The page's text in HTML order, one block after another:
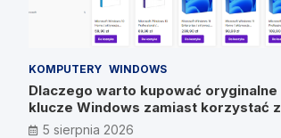
KOMPUTERY WINDOWS
Dlaczego warto kupować oryginalne
klucze Windows zamiast korzystać z
nieautoryzowanych źródeł?
5 sierpnia 2026